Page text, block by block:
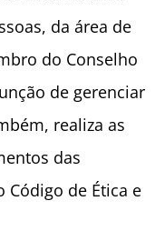
da área de
do Conselho
de gerenciar
realiza as
das
Código de Ética e